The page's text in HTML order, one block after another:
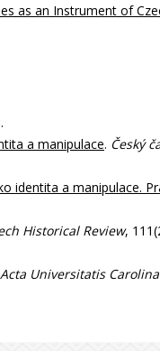
as an Instrument of
a manipulace. Český
identita a manipulace.
Historical Review,
Acta Universitatis